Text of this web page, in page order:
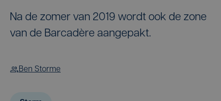
Na de zomer van 2019 wordt ook de zone
van de Barcadère aangepakt.
Ben Storme